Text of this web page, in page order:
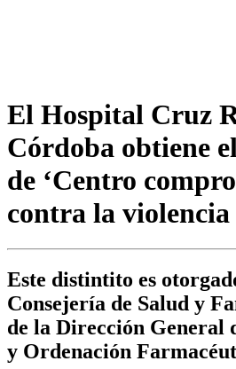
El Hospital Cruz
Córdoba obtiene
de ‘Centro
contra la violencia
Este distintito es
Consejería de Salud y
de la Dirección General
y Ordenación